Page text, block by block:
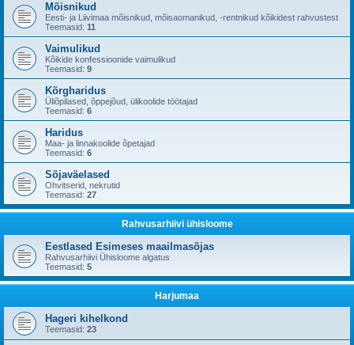
Mõisnikud
Eesti- ja Liivimaa mõisnikud, mõisaomanikud, -rentnikud kõikidest rahvustest
Teemasid: 11
Vaimulikud
Kõikide konfessioonide vaimulikud
Teemasid: 9
Kõrgharidus
Üliõpilased, õppejõud, ülikoolide töötajad
Teemasid: 6
Haridus
Maa- ja linnakoolide õpetajad
Teemasid: 6
Sõjaväelased
Ohvitserid, nekrutid
Teemasid: 27
Rahvusarhiivi ühisloome
Eestlased Esimeses maailmasõjas
Rahvusarhiivi Ühisloome algatus
Teemasid: 5
Harjumaa
Hageri kihelkond
Teemasid: 23